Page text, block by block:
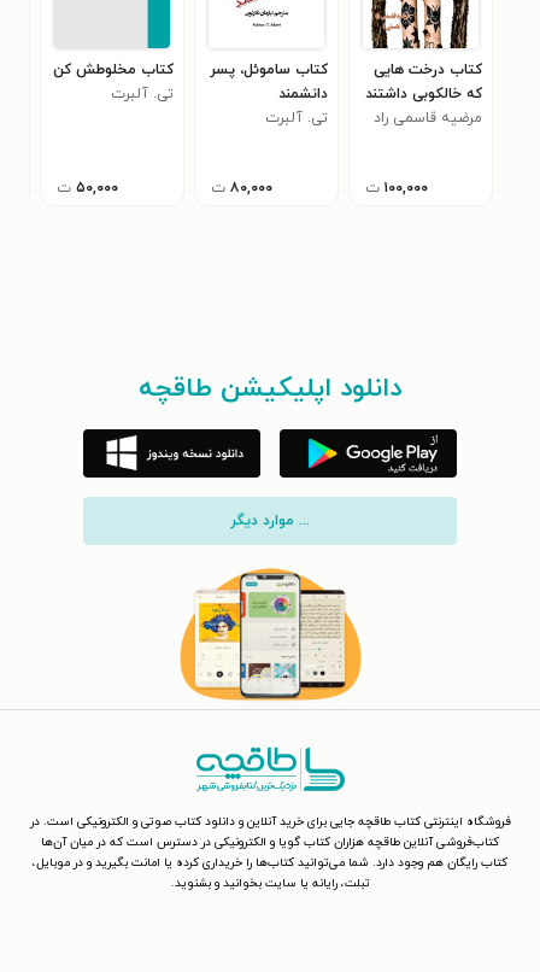
کتاب درخت هایی
که خالکوبی داشتند
مرضیه قاسمی راد
۱۰۰,۰۰۰ ت
کتاب ساموئل، پسر
دانشمند
تی. آلبرت
۸۰,۰۰۰ ت
کتاب مخلوطش کن
تی. آلبرت
۵۰,۰۰۰ ت
دانلود اپلیکیشن طاقچه
... موارد دیگر
فروشگاه اینترنتی کتاب طاقچه جایی برای خرید آنلاین و دانلود کتاب صوتی و الکترونیکی است. در
کتاب‌فروشی آنلاین طاقچه هزاران کتاب گویا و الکترونیکی در دسترس است که در میان آن‌ها
کتاب رایگان هم وجود دارد. شما می‌توانید کتاب‌ها را خریداری کرده یا امانت بگیرید و در موبایل،
تبلت، رایانه یا سایت بخوانید و بشنوید.